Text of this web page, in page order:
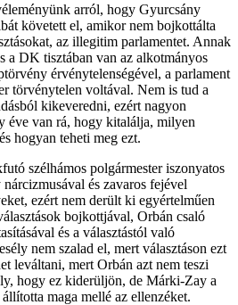
arról, hogy Gyurcsány
követett el, amikor nem bojkottálta
az illegitim parlamentet. Annak
a DK tisztában van az alkotmányos
érvénytelenségével, a parlament
törvénytelen voltával. Nem is tud a
kikeveredni, ezért nagyon
éve van rá, hogy kitalálja, milyen
hogyan teheti meg ezt.
szélhámos polgármester iszonyatos
és zavaros fejével
ezért nem derült ki egyértelműen
bojkottjával, Orbán csaló
és a választástól való
nem szalad el, mert választáson ezt
leváltani, mert Orbán azt nem teszi
hogy ez kiderüljön, de Márki-Zay a
maga mellé az ellenzéket.